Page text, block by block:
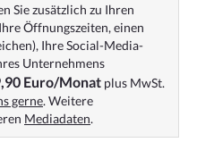
Sie zusätzlich zu Ihren
Öffnungszeiten, einen
Ihre Social-Media-
Unternehmens
Euro/Monat plus MwSt.
gerne. Weitere
Mediadaten.